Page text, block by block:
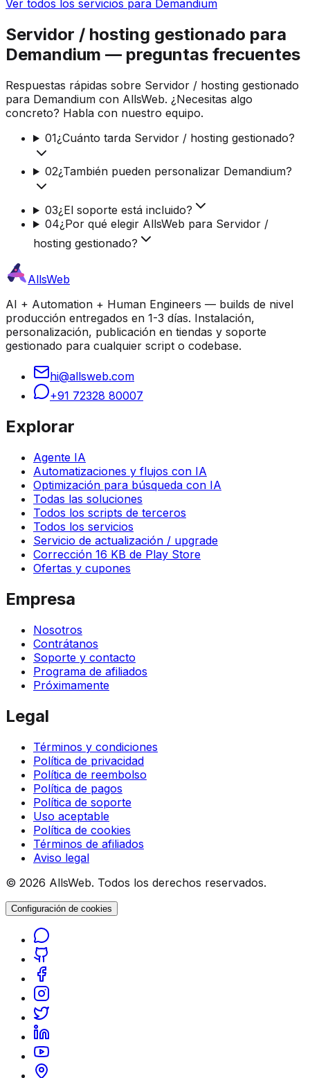
Ver todos los servicios para Demandium
Servidor / hosting gestionado para
Demandium — preguntas frecuentes
Respuestas rápidas sobre Servidor / hosting gestionado
para Demandium con AllsWeb. ¿Necesitas algo
concreto? Habla con nuestro equipo.
01¿Cuánto tarda Servidor / hosting gestionado?
02¿También pueden personalizar Demandium?
03¿El soporte está incluido?
04¿Por qué elegir AllsWeb para Servidor /
hosting gestionado?
AllsWeb
AI + Automation + Human Engineers — builds de nivel
producción entregados en 1-3 días. Instalación,
personalización, publicación en tiendas y soporte
gestionado para cualquier script o codebase.
hi@allsweb.com
+91 72328 80007
Explorar
Agente IA
Automatizaciones y flujos con IA
Optimización para búsqueda con IA
Todas las soluciones
Todos los scripts de terceros
Todos los servicios
Servicio de actualización / upgrade
Corrección 16 KB de Play Store
Ofertas y cupones
Empresa
Nosotros
Contrátanos
Soporte y contacto
Programa de afiliados
Próximamente
Legal
Términos y condiciones
Política de privacidad
Política de reembolso
Política de pagos
Política de soporte
Uso aceptable
Política de cookies
Términos de afiliados
Aviso legal
© 2026 AllsWeb. Todos los derechos reservados.
Configuración de cookies